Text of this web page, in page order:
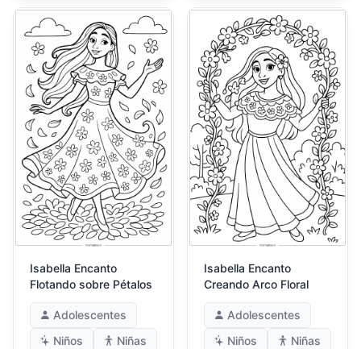
Isabella Encanto
Flotando sobre Pétalos
Adolescentes
Niños
Niñas
Isabella Encanto
Creando Arco Floral
Adolescentes
Niños
Niñas